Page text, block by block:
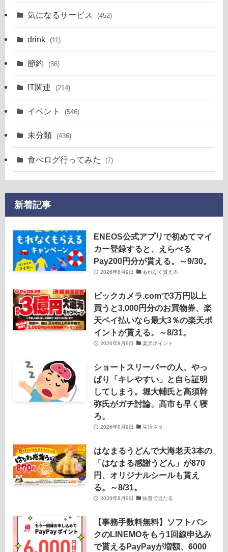
気になるサービス (452)
drink (11)
節約 (36)
IT関連 (214)
イベント (546)
未分類 (436)
食べログ行ってみた (7)
新着記事
ENEOS公式アプリで初めてマイ
カー登録すると、えらべる
Pay200円分が貰える。～9/30。
2026年8月9日 もれなく貰える
ビックカメラ.comで3万円以上
買うと3,000円分のお買物券、楽
天ペイ払いなら最大3％の楽天ポ
イントが貰える。～8/31。
2026年8月9日 楽天ポイント
ショートスリーパーの人、やっ
ぱり「キレやすい」と自ら証明
してしまう。堀大輔氏と高須幹
弥氏がガチ討論。高市も早く寝
ろ。
2026年8月9日 生活ネタ
はなまるうどんで大海老天3本の
「はなまる感謝うどん」が870
円、オリジナルシールも貰え
る。～8/31。
2026年8月9日 抽選で当たる
【事務手数料無料】ソフトバン
クのLINEMOをもう1回線申込み
で貰えるPayPayが増額、6000